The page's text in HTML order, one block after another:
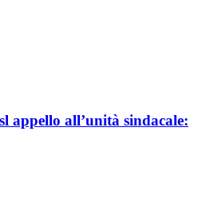
appello all’unità sindacale: